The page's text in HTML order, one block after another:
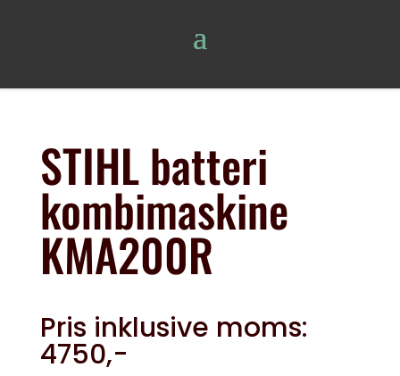
STIHL batteri
kombimaskine
KMA200R
Pris inklusive moms:
4750,-